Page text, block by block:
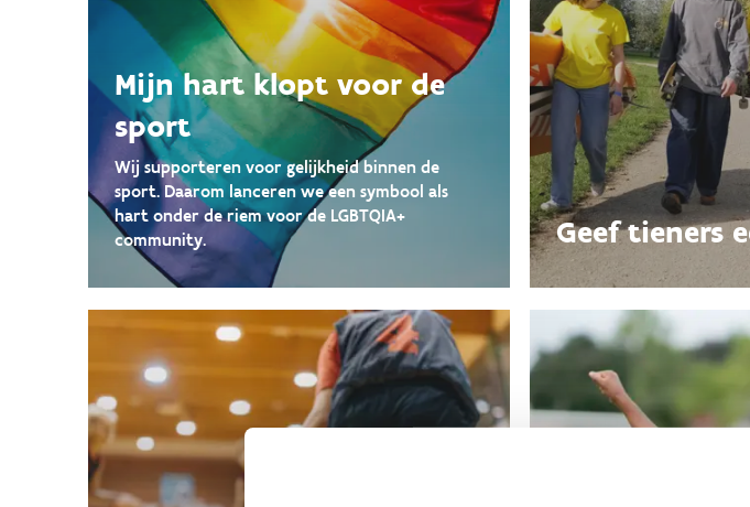
Mijn hart klopt voor de
sport
Wij supporteren voor gelijkheid binnen de
sport. Daarom lanceren we een symbool als
hart onder de riem voor de LGBTQIA+
community.
Geef tieners